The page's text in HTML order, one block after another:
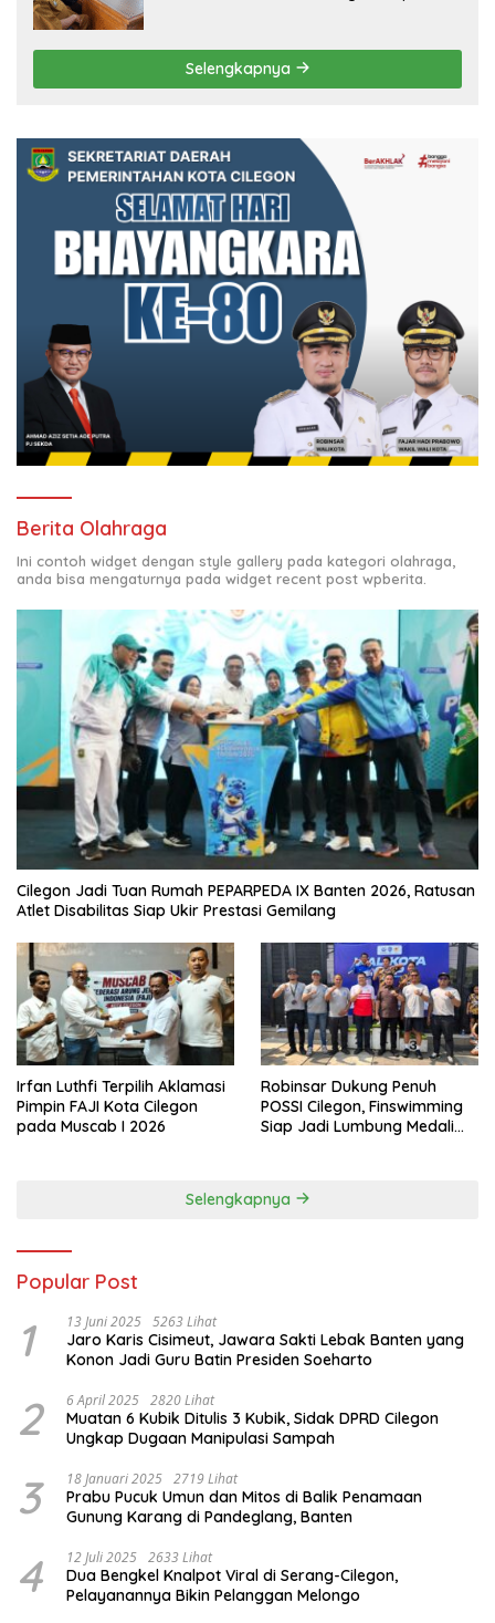
Selengkapnya
Berita Olahraga
Ini contoh widget dengan style gallery pada kategori olahraga,
anda bisa mengaturnya pada widget recent post wpberita.
Cilegon Jadi Tuan Rumah PEPARPEDA IX Banten 2026, Ratusan
Atlet Disabilitas Siap Ukir Prestasi Gemilang
Irfan Luthfi Terpilih Aklamasi
Pimpin FAJI Kota Cilegon
pada Muscab I 2026
Robinsar Dukung Penuh
POSSI Cilegon, Finswimming
Siap Jadi Lumbung Medali
Selengkapnya
Popular Post
1 13 Juni 2025 5263 Lihat
Jaro Karis Cisimeut, Jawara Sakti Lebak Banten yang
Konon Jadi Guru Batin Presiden Soeharto
2 6 April 2025 2820 Lihat
Muatan 6 Kubik Ditulis 3 Kubik, Sidak DPRD Cilegon
Ungkap Dugaan Manipulasi Sampah
3 18 Januari 2025 2719 Lihat
Prabu Pucuk Umun dan Mitos di Balik Penamaan
Gunung Karang di Pandeglang, Banten
4 12 Juli 2025 2633 Lihat
Dua Bengkel Knalpot Viral di Serang-Cilegon,
Pelayanannya Bikin Pelanggan Melongo